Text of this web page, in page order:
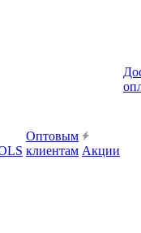
Оптовым
клиентам Акции